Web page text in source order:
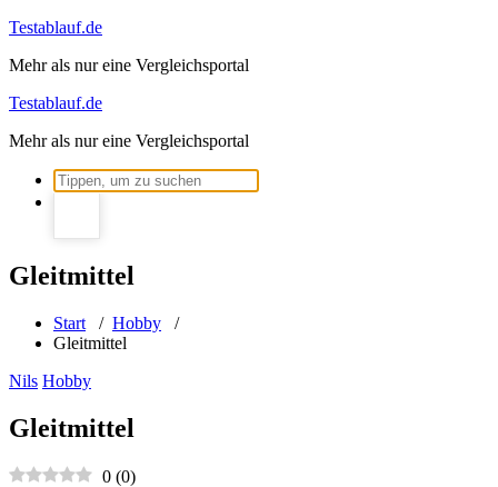
Zum
springen
Testablauf.de
Mehr als nur eine Vergleichsportal
Testablauf.de
Mehr als nur eine Vergleichsportal
Suchen
nach:
Gleitmittel
Start / Hobby /
Gleitmittel
Nils Hobby
Gleitmittel
0 (0)